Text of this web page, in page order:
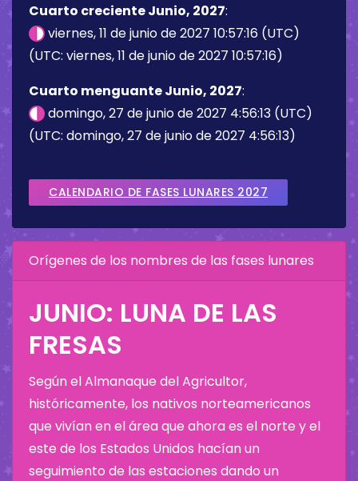
Cuarto creciente Junio, 2027:
viernes, 11 de junio de 2027 10:57:16 (UTC)
(UTC: viernes, 11 de junio de 2027 10:57:16)
Cuarto menguante Junio, 2027:
domingo, 27 de junio de 2027 4:56:13 (UTC)
(UTC: domingo, 27 de junio de 2027 4:56:13)
CALENDARIO DE FASES LUNARES 2027
Orígenes de los nombres de las fases lunares
JUNIO: LUNA DE LAS
FRESAS
Según el Almanaque del Agricultor,
históricamente, los nativos norteamericanos
que vivían en el área que ahora es el norte y el
este de los Estados Unidos hacían un
seguimiento de las estaciones dando un